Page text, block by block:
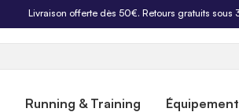
Livraison offerte dès 50€. Retours gratuits sous
Running & Training